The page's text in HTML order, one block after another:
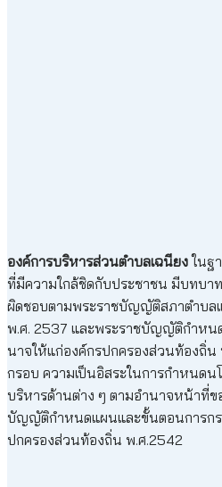
องค์การบริหารส่วนตำบลเฉนียงในฐ
ที่มีความใกล้ชิดกับประชาชน มีบทบา
ผิดชอบตามพระราชบัญญัติสภาตำบล
พ.ศ. 2537 และพระราชบัญญัติกำหน
นาจให้แก่องค์กรปกครองส่วนท้องถิ่น
กรอบ ความเป็นอิสระในการกำหนดน
บริหารด้านต่าง ๆ ตามอำนาจหน้าที่ข
บัญญัติกำหนดแผนและขั้นตอนการกร
ปกครองส่วนท้องถิ่น พ.ศ.2542